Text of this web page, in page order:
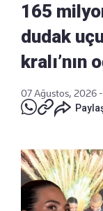
165
dudak
07 Ağustos, 2026 -